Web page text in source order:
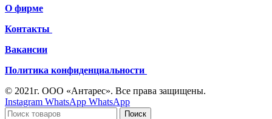
О фирме
Контакты
Вакансии
Политика конфиденциальности
© 2021г. ООО «Антарес». Все права защищены.
Instagram WhatsApp WhatsApp
Поиск